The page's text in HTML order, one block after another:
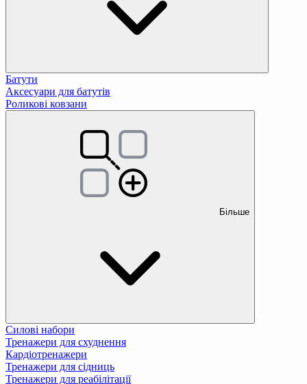
Батути
Аксесуари для батутів
Роликові ковзани
Більше
Силові набори
Тренажери для схуднення
Кардіотренажери
Тренажери для сідниць
Тренажери для реабілітації